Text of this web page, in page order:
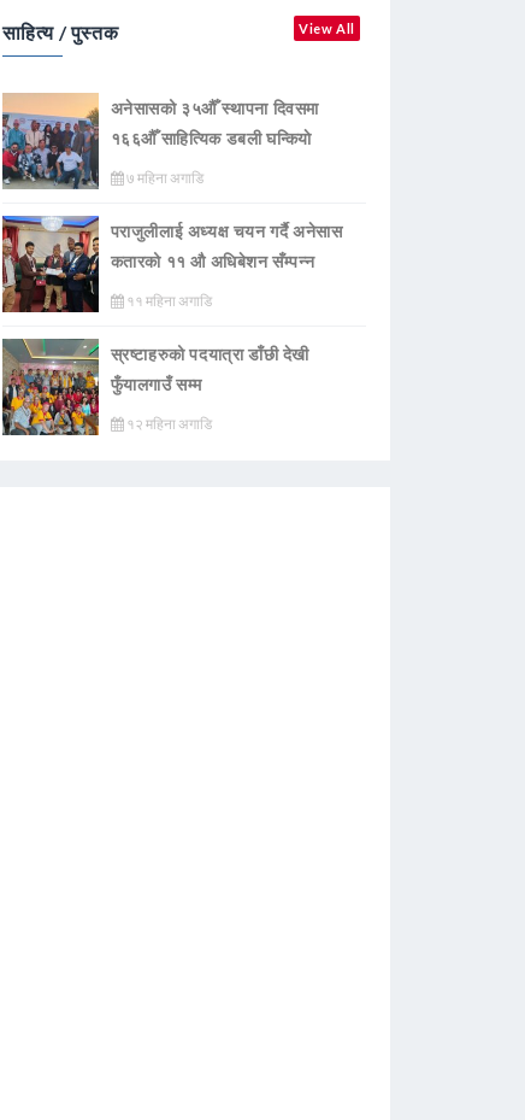
साहित्य / पुस्तक View All
अनेसासको ३५औँ स्थापना दिवसमा
१६६औँ साहित्यिक डबली घन्कियाे
७ महिना अगाडि
पराजुलीलाई अध्यक्ष चयन गर्दै अनेसास
कतारको ११ औ अधिबेशन सँम्पन्न
११ महिना अगाडि
स्रष्टाहरुको पदयात्रा डाँछी देखी
फुँयालगाउँ सम्म
१२ महिना अगाडि